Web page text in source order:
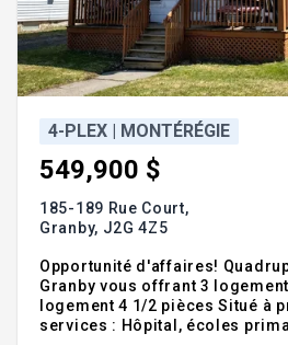
4-PLEX | MONTÉRÉGIE
549,900 $
185-189 Rue Court,
Granby, J2G 4Z5
Opportunité d'affaires!
Granby vous offrant 3
logement 4 1/2 pièces Situé à
services : Hôpital, écoles